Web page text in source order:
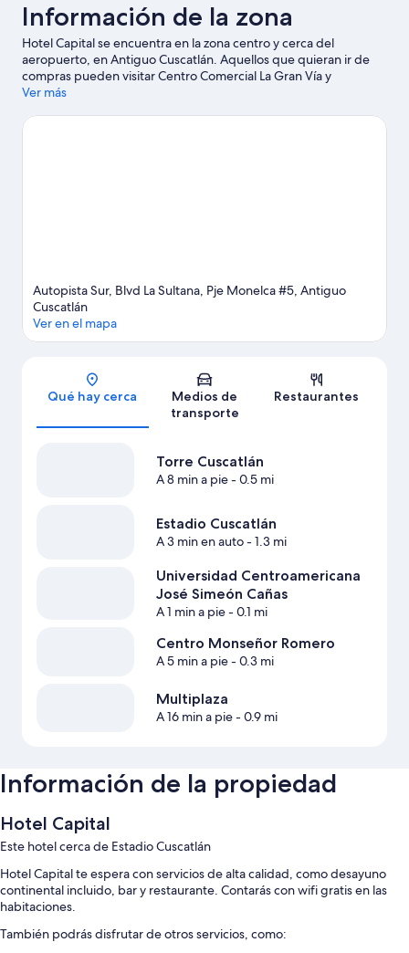
Información de la zona
Hotel Capital se encuentra en la zona centro y cerca del
aeropuerto, en Antiguo Cuscatlán. Aquellos que quieran ir de
compras pueden visitar Centro Comercial La Gran Vía y
Metrocentro, mientras que quienes quieran apreciar la belleza
a un evento o partido mientras estás en la ciudad? Consulta el
Ver más
Autopista Sur, Blvd La Sultana, Pje Monelca #5, Antiguo
Cuscatlán
Ver en el mapa
Qué hay cerca
Medios de
transporte
Restaurantes
Torre Cuscatlán
A 8 min a pie- 0.5 mi
Estadio Cuscatlán
A 3 min en auto- 1.3 mi
Universidad Centroamericana
José Simeón Cañas
A 1 min a pie- 0.1 mi
Centro Monseñor Romero
A 5 min a pie- 0.3 mi
Multiplaza
A 16 min a pie- 0.9 mi
Información de la propiedad
Hotel Capital
Este hotel cerca de Estadio Cuscatlán
Hotel Capital te espera con servicios de alta calidad, como desayuno
continental incluido, bar y restaurante. Contarás con wifi gratis en las
habitaciones.
También podrás disfrutar de otros servicios, como: